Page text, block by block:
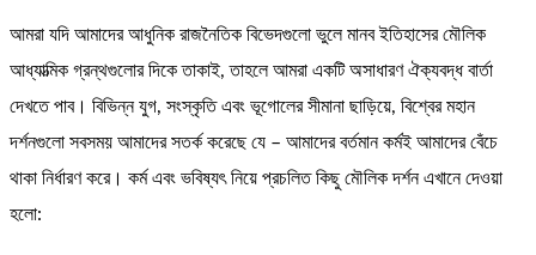
আমরা যদি আমাদের আধুনিক রাজনৈতিক বিভেদগুলো ভুলে মানব ইতিহাসের মৌলিক
আধ্যাত্মিক গ্রন্থগুলোর দিকে তাকাই, তাহলে আমরা একটি অসাধারণ ঐক্যবদ্ধ বার্তা
দেখতে পাব। বিভিন্ন যুগ, সংস্কৃতি এবং ভূগোলের সীমানা ছাড়িয়ে, বিশ্বের মহান
দর্শনগুলো সবসময় আমাদের সতর্ক করেছে যে – আমাদের বর্তমান কর্মই আমাদের বেঁচে
থাকা নির্ধারণ করে। কর্ম এবং ভবিষ্যৎ নিয়ে প্রচলিত কিছু মৌলিক দর্শন এখানে দেওয়া
হলো: